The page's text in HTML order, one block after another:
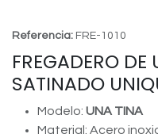
Referencia: FRE-1010
FREGADERO
SATINADO
Modelo: UNA TINA
Material: Acero